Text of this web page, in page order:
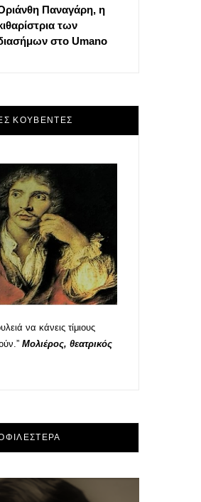
Παναγάρη, η
των
στο Umano
ΚΟΥΒΕΝΤΕΣ
να κάνεις τίμιους
Μολιέρος, θεατρικός